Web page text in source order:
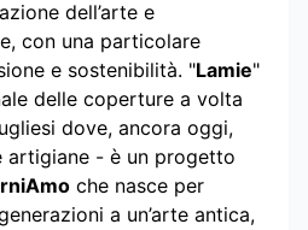
dell’arte e
con una particolare
e sostenibilità. "Lamie"
delle coperture a volta
dove, ancora oggi,
artigiane - è un progetto
Amo che nasce per
a un’arte antica,